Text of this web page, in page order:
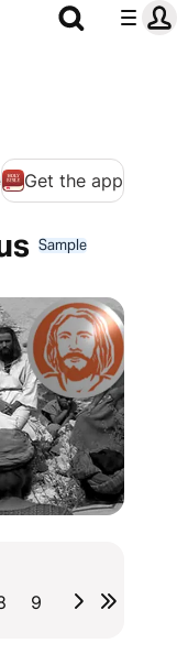
Get the app
Sample
9